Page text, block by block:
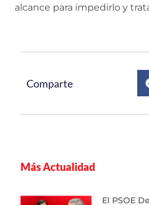
alcance para impedirlo y
Comparte
Más Actualidad
El PSOE